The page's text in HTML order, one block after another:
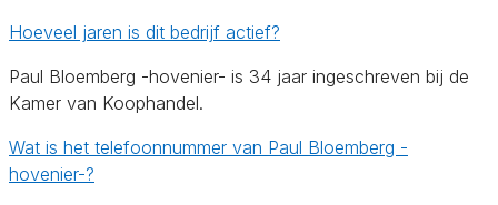
Hoeveel jaren is dit bedrijf actief?
Paul Bloemberg -hovenier- is 34 jaar ingeschreven bij de
Kamer van Koophandel.
Wat is het telefoonnummer van Paul Bloemberg -
hovenier-?